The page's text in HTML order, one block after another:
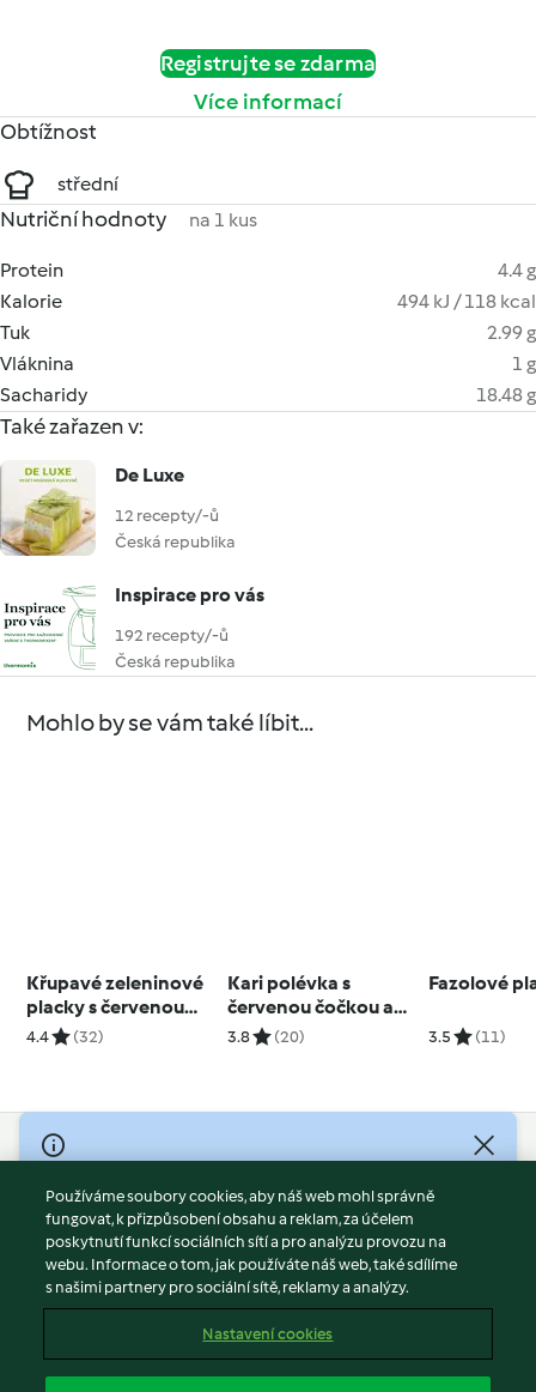
Registrujte se zdarma
Více informací
Obtížnost
střední
Nutriční hodnoty na 1 kus
Protein
4.4 g
Kalorie
494 kJ / 118 kcal
Tuk
2.99 g
Vláknina
1 g
Sacharidy
18.48 g
Také zařazen v:
De Luxe
12 recepty/-ů
Česká republika
Inspirace pro vás
192 recepty/-ů
Česká republika
Mohlo by se vám také líbit...
Křupavé zeleninové
placky s červenou
řepou
4.4 (32)
Kari polévka s
červenou čočkou a
batáty
3.8 (20)
Fazolové
3.5 (11)
© Copyright 2026
Podmínky užívání
Zásady ochrany osobních údajů
Vyloučení odpovědnosti
Tiráž
Obsah zprávy
Používáme soubory cookies, aby náš web mohl správně
fungovat, k přizpůsobení obsahu a reklam, za účelem
poskytnutí funkcí sociálních sítí a pro analýzu provozu na
webu. Informace o tom, jak používáte náš web, také sdílíme
s našimi partnery pro sociální sítě, reklamy a analýzy.
Nastavení cookies